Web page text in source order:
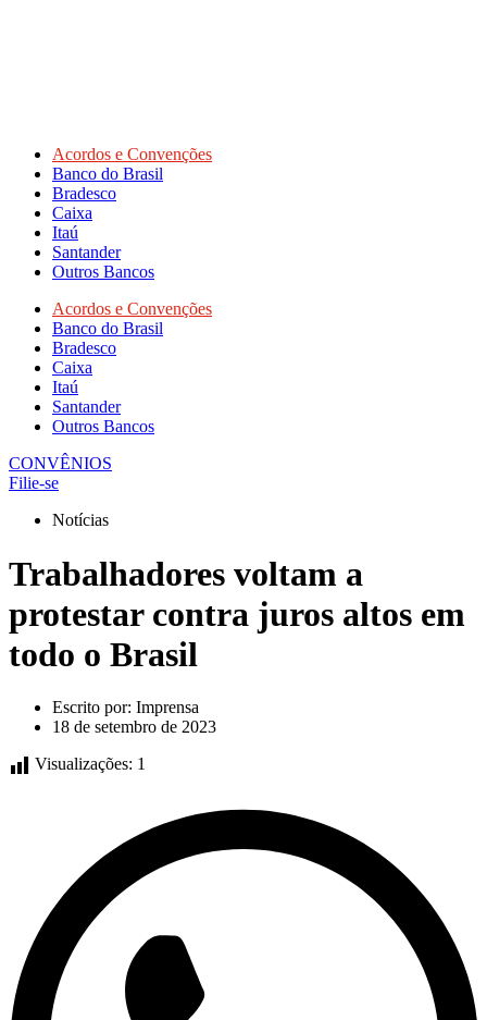
Acordos e Convenções
Banco do Brasil
Bradesco
Caixa
Itaú
Santander
Outros Bancos
Acordos e Convenções
Banco do Brasil
Bradesco
Caixa
Itaú
Santander
Outros Bancos
CONVÊNIOS
Filie-se
Notícias
Trabalhadores voltam a
protestar contra juros altos em
todo o Brasil
Escrito por: Imprensa
18 de setembro de 2023
Visualizações: 1